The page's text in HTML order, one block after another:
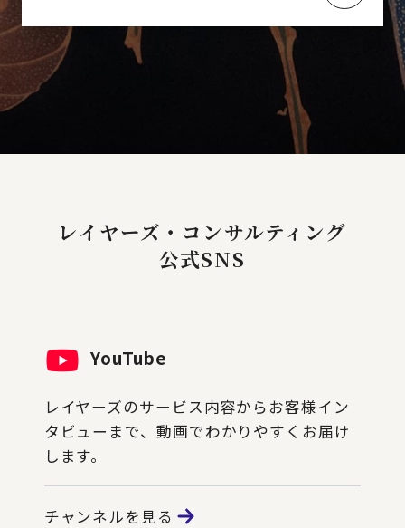
レイヤーズ・コンサルティング
公式SNS
YouTube
レイヤーズのサービス内容からお客様イン
タビューまで、動画でわかりやすくお届け
します。
チャンネルを見る